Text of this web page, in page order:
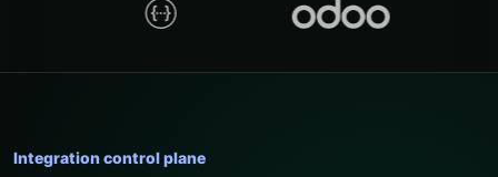
Integration control plane